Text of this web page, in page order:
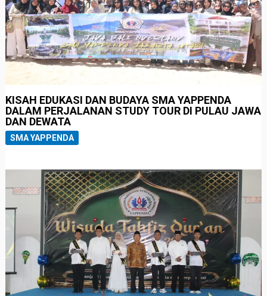
KISAH EDUKASI DAN BUDAYA SMA YAPPENDA
DALAM PERJALANAN STUDY TOUR DI PULAU JAWA
DAN DEWATA
SMA YAPPENDA